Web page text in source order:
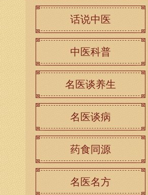
话说中医
中医科普
名医谈养生
名医谈病
药食同源
名医名方